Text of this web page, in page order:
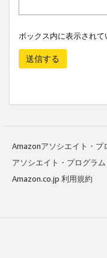
ボックス内に表示されて
送信する
Amazonアソシエイト・プ
アソシエイト・プログラ
Amazon.co.jp 利用規約